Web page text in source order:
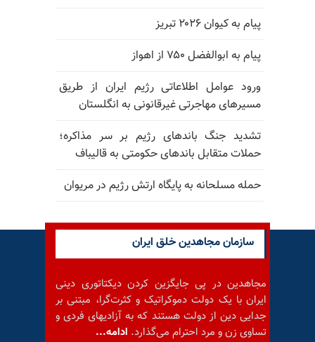
پیام به کیوان ۲۰۲۶ تبریز
پیام به ابوالفضل ۷۵۰ از اهواز
ورود عوامل اطلاعاتی رژیم ایران از طریق
مسیرهای مهاجرتی غیرقانونی به انگلستان
تشدید جنگ باندهای رژیم بر سر مذاکره؛
حملات متقابل باندهای حکومتی به قالیباف
حمله مسلحانه به پایگاه ارتش رژیم در مریوان
سازمان مجاهدین خلق ایران
مجاهدین در پی جایگزین کردن دیکتاتوری دینی
ایران با یک دولت دموکراتیک و کثرت‌گرا، مبتنی بر
جدایی دین از دولت هستند که به آزادیهای فردی و
تساوی زن و مرد احترام می‌گذارد. ادامه...